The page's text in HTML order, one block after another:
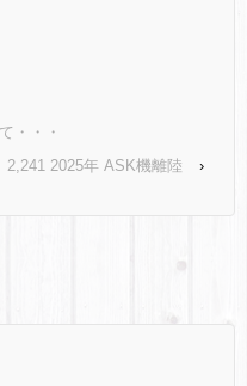
・・・
2,241 2025年 ASK機離陸
›